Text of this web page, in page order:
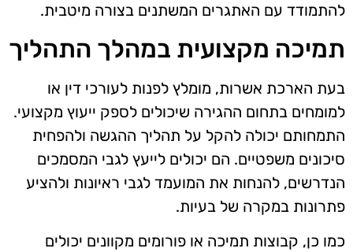
להתמודד עם האתגרים המשתנים בצורה מיטבית.
תמיכה מקצועית במהלך התהליך
בעת הארכת אשרות, מומלץ לפנות לעורכי דין או
למומחים בתחום ההגירה שיכולים לספק ייעוץ מקצועי.
התמחותם יכולה להקל על תהליך ההגשה ולהפחית
סיכונים משפטיים. הם יכולים לייעץ לגבי המסמכים
הנדרשים, להנחות את המועמד לגבי ראיונות ולהציע
פתרונות במקרה של בעיות.
כמו כן, קבוצות תמיכה או פורומים מקוונים יכולים